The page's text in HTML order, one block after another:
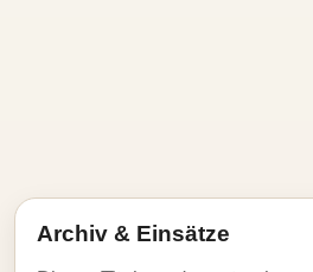
Archiv & Einsätze